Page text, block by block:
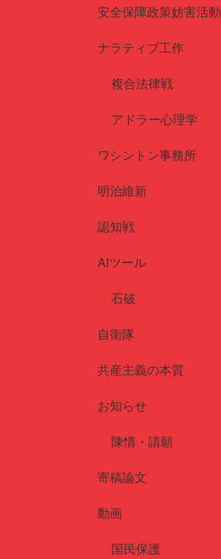
安全保障政策妨害活動
ナラティブ工作
複合法律戦
アドラー心理学
ワシントン事務所
明治維新
認知戦
AIツール
石破
自衛隊
共産主義の本質
お知らせ
陳情・請願
寄稿論文
動画
国民保護